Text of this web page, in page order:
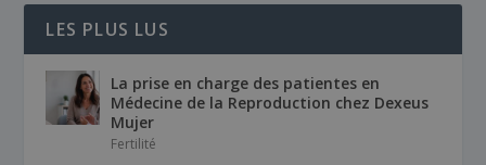
LES PLUS LUS
La prise en charge des patientes en
Médecine de la Reproduction chez Dexeus
Mujer
Fertilité